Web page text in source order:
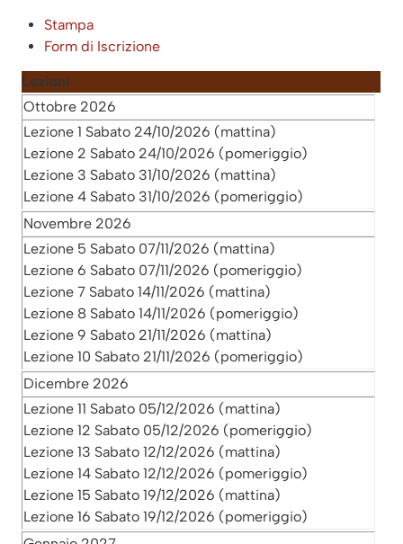
Stampa
Form di Iscrizione
Lezioni
Ottobre 2026
Lezione 1 Sabato 24/10/2026 (mattina)
Lezione 2 Sabato 24/10/2026 (pomeriggio)
Lezione 3 Sabato 31/10/2026 (mattina)
Lezione 4 Sabato 31/10/2026 (pomeriggio)
Novembre 2026
Lezione 5 Sabato 07/11/2026 (mattina)
Lezione 6 Sabato 07/11/2026 (pomeriggio)
Lezione 7 Sabato 14/11/2026 (mattina)
Lezione 8 Sabato 14/11/2026 (pomeriggio)
Lezione 9 Sabato 21/11/2026 (mattina)
Lezione 10 Sabato 21/11/2026 (pomeriggio)
Dicembre 2026
Lezione 11 Sabato 05/12/2026 (mattina)
Lezione 12 Sabato 05/12/2026 (pomeriggio)
Lezione 13 Sabato 12/12/2026 (mattina)
Lezione 14 Sabato 12/12/2026 (pomeriggio)
Lezione 15 Sabato 19/12/2026 (mattina)
Lezione 16 Sabato 19/12/2026 (pomeriggio)